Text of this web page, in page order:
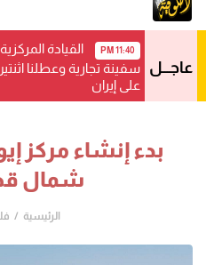
عاجـــل
11:40 PM
سفينة تجارية وعطلنا
على إيران
بدء إنشاء مركز
شمال
الرئيسية